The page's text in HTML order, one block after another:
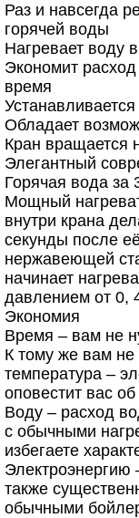
Раз и навсегда
горячей воды
Нагревает воду
Экономит
время
Обладает
Кран вращается
Элегантный
Горячая вода за
Мощный
внутри крана
секунды после
нержавеющей
начинает
давлением от 0,
Экономия
Время – вам не
К тому же вам не
температура –
оповестит вас
Воду – расход
с обычными
избегаете
Электроэнергию
также
обычными